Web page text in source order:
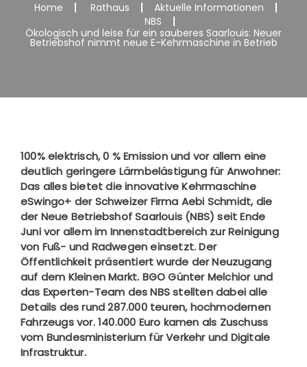
Home Rathaus
Aktuelle Informationen
NBS
Ökologisch und leise für ein sauberes Saarlouis: Neuer
Betriebshof nimmt neue E-Kehrmaschine in Betrieb
100% elektrisch, 0 % Emission und vor allem eine
deutlich geringere Lärmbelästigung für Anwohner:
Das alles bietet die innovative Kehrmaschine
eSwingo+ der Schweizer Firma Aebi Schmidt, die
der Neue Betriebshof Saarlouis (NBS) seit Ende
Juni vor allem im Innenstadtbereich zur Reinigung
von Fuß- und Radwegen einsetzt. Der
Öffentlichkeit präsentiert wurde der Neuzugang
auf dem Kleinen Markt. BGO Günter Melchior und
das Experten-Team des NBS stellten dabei alle
Details des rund 287.000 teuren, hochmodernen
Fahrzeugs vor. 140.000 Euro kamen als Zuschuss
vom Bundesministerium für Verkehr und Digitale
Infrastruktur.